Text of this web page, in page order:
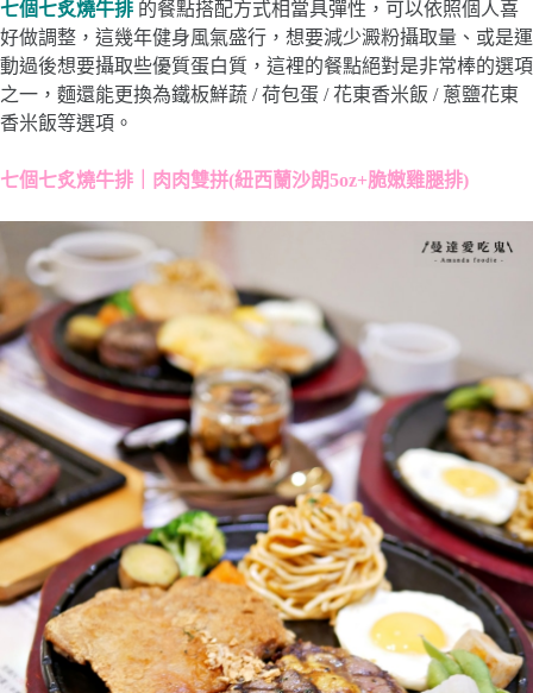
七個七炙燒牛排 的餐點搭配方式相當具彈性，可以依照個人喜
好做調整，這幾年健身風氣盛行，想要減少澱粉攝取量、或是運
動過後想要攝取些優質蛋白質，這裡的餐點絕對是非常棒的選項
之一，麵還能更換為鐵板鮮蔬 / 荷包蛋 / 花東香米飯 / 蔥鹽花東
香米飯等選項。
七個七炙燒牛排｜肉肉雙拼(紐西蘭沙朗5oz+脆嫩雞腿排)